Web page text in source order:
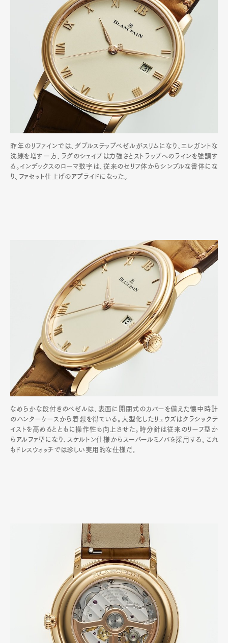
昨年のリファインでは、ダブルステップベゼルがスリムになり、エレガントな
洗練を増す一方、ラグのシェイプは力強さとストラップへのラインを強調す
る。インデックスのローマ数字は、従来のセリフ体からシンプルな書体にな
り、ファセット仕上げのアプライドになった。
なめらかな段付きのベゼルは、表面に開閉式のカバーを備えた懐中時計
のハンターケースから着想を得ている。大型化したリュウズはクラシックテ
イストを高めるとともに操作性も向上させた。時分針は従来のリーフ型か
らアルファ型になり､スケルトン仕様からスーパールミノバを採用する｡これ
もドレスウォッチでは珍しい実用的な仕様だ｡